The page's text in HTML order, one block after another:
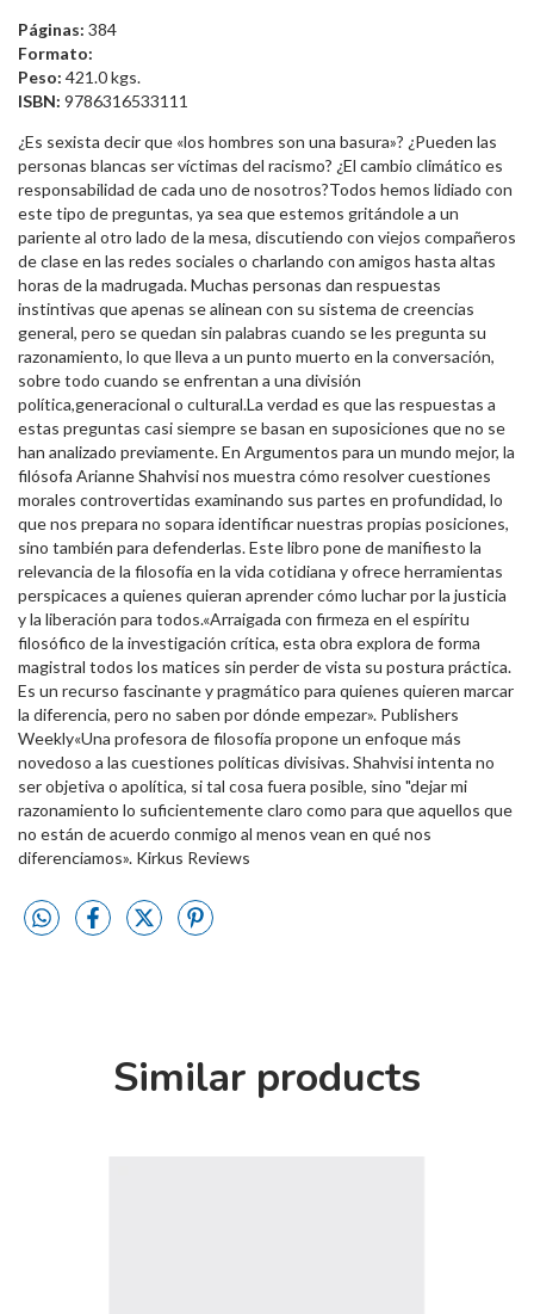
Páginas: 384
Formato:
Peso: 421.0 kgs.
ISBN: 9786316533111
¿Es sexista decir que «los hombres son una basura»? ¿Pueden las
personas blancas ser víctimas del racismo? ¿El cambio climático es
responsabilidad de cada uno de nosotros?Todos hemos lidiado con
este tipo de preguntas, ya sea que estemos gritándole a un
pariente al otro lado de la mesa, discutiendo con viejos compañeros
de clase en las redes sociales o charlando con amigos hasta altas
horas de la madrugada. Muchas personas dan respuestas
instintivas que apenas se alinean con su sistema de creencias
general, pero se quedan sin palabras cuando se les pregunta su
razonamiento, lo que lleva a un punto muerto en la conversación,
sobre todo cuando se enfrentan a una división
política,generacional o cultural.La verdad es que las respuestas a
estas preguntas casi siempre se basan en suposiciones que no se
han analizado previamente. En Argumentos para un mundo mejor, la
filósofa Arianne Shahvisi nos muestra cómo resolver cuestiones
morales controvertidas examinando sus partes en profundidad, lo
que nos prepara no sopara identificar nuestras propias posiciones,
sino también para defenderlas. Este libro pone de manifiesto la
relevancia de la filosofía en la vida cotidiana y ofrece herramientas
perspicaces a quienes quieran aprender cómo luchar por la justicia
y la liberación para todos.«Arraigada con firmeza en el espíritu
filosófico de la investigación crítica, esta obra explora de forma
magistral todos los matices sin perder de vista su postura práctica.
Es un recurso fascinante y pragmático para quienes quieren marcar
la diferencia, pero no saben por dónde empezar». Publishers
Weekly«Una profesora de filosofía propone un enfoque más
novedoso a las cuestiones políticas divisivas. Shahvisi intenta no
ser objetiva o apolítica, si tal cosa fuera posible, sino "dejar mi
razonamiento lo suficientemente claro como para que aquellos que
no están de acuerdo conmigo al menos vean en qué nos
diferenciamos». Kirkus Reviews
Similar products